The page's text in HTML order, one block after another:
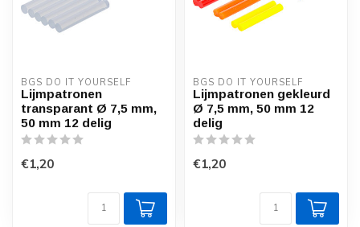
BGS DO IT YOURSELF
Lijmpatronen
transparant Ø 7,5 mm,
50 mm 12 delig
€1,20
BGS DO IT YOURSELF
Lijmpatronen gekleurd
Ø 7,5 mm, 50 mm 12
delig
€1,20